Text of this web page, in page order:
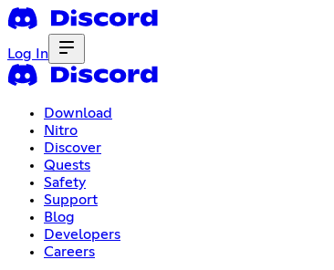
Log In
Download
Nitro
Discover
Quests
Safety
Support
Blog
Developers
Careers